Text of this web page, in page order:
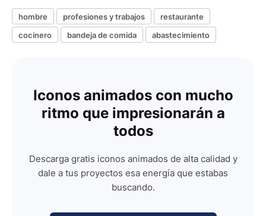
hombre profesiones y trabajos
restaurante
cocinero
bandeja de comida abastecimiento
Iconos animados con mucho
ritmo que impresionarán a
todos
Descarga gratis iconos animados de alta calidad y
dale a tus proyectos esa energía que estabas
buscando.